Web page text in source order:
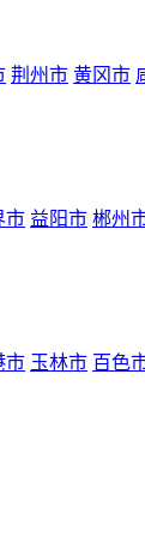
荆州市 黄冈市
市 益阳市 郴州
市 玉林市 百色